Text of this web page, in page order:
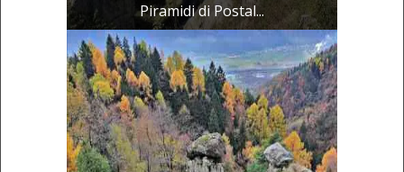
Piramidi di Postal...